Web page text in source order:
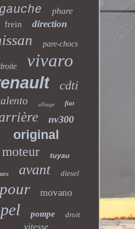
gauche phare
frein direction
pare-chocs
vivaro
cdti
alliage fiat
nv300
original
moteur tuyau
avant diesel
pour movano
pompe droit
vitesse